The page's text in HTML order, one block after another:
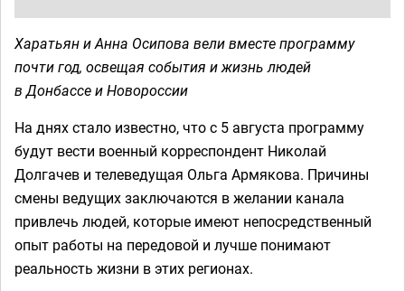
Харатьян и Анна Осипова вели вместе программу
почти год, освещая события и жизнь людей
в Донбассе и Новороссии
На днях стало известно, что с 5 августа программу
будут вести военный корреспондент Николай
Долгачев и телеведущая Ольга Армякова. Причины
смены ведущих заключаются в желании канала
привлечь людей, которые имеют непосредственный
опыт работы на передовой и лучше понимают
реальность жизни в этих регионах.